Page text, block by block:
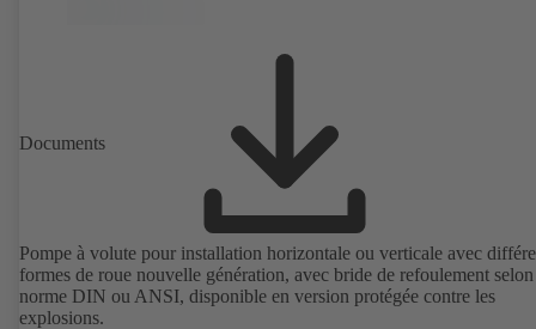
Documents
Pompe à volute pour installation horizontale ou verticale avec
formes de roue nouvelle génération, avec bride de refoulement selon
norme DIN ou ANSI, disponible en version protégée contre les
explosions.